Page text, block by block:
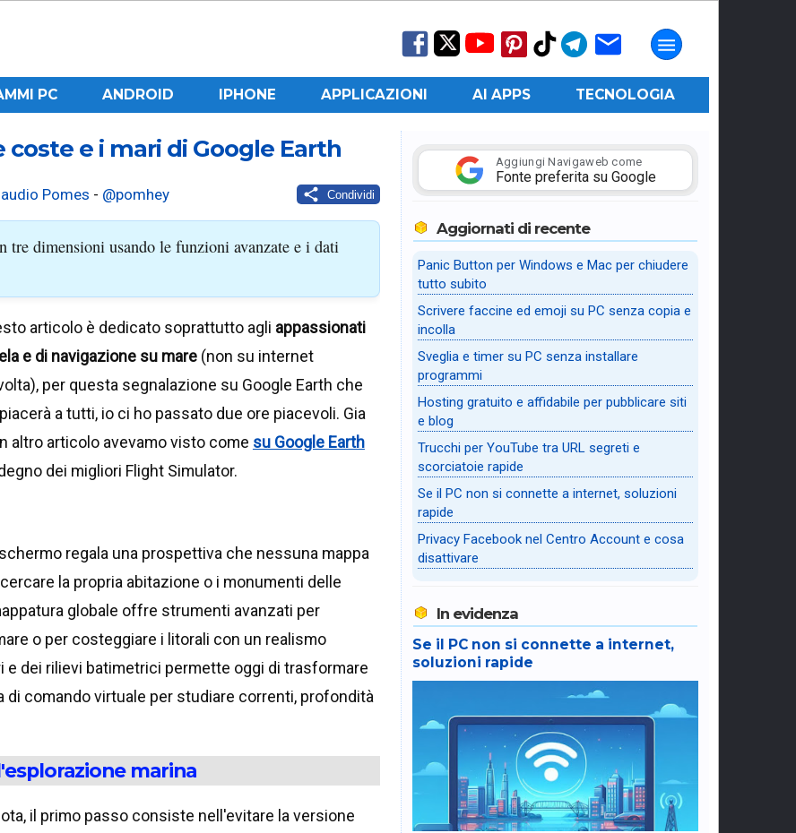
PC ANDROID IPHONE APPLICAZIONI AI APPS TECNOLOGIA
coste e i mari di Google Earth
Condividi
Pomes - @pomhey
dimensioni usando le funzioni avanzate e i dati
articolo è dedicato soprattutto agli appassionati
e di navigazione su mare(non su internet
per questa segnalazione su Google Earth che
a tutti, io ci ho passato due ore piacevoli. Gia
altro articolo avevamo visto come su Google Earth
dei migliori Flight Simulator.
regala una prospettiva che nessuna mappa
la propria abitazione o i monumenti delle
globale offre strumenti avanzati per
o per costeggiare i litorali con un realismo
dei rilievi batimetrici permette oggi di trasformare
comando virtuale per studiare correnti, profondità
marina
il primo passo consiste nell'evitare la versione
Aggiungi Navigaweb come
Fonte preferita su Google
Aggiornati di recente
Panic Button per Windows e Mac per chiudere
tutto subito
Scrivere faccine ed emoji su PC senza copia e
incolla
Sveglia e timer su PC senza installare
programmi
Hosting gratuito e affidabile per pubblicare siti
e blog
Trucchi per YouTube tra URL segreti e
scorciatoie rapide
Se il PC non si connette a internet, soluzioni
rapide
Privacy Facebook nel Centro Account e cosa
disattivare
In evidenza
Se il PC non si connette a internet,
soluzioni rapide